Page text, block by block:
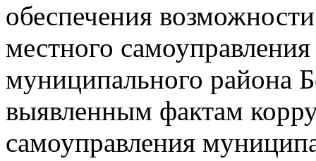
обеспечения
местного
муниципального района
выявленным фактам
самоуправления